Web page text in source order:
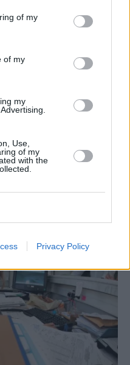
of my
of my
my
Use,
of my
with the
Privacy Policy
«Βουτιά» στο Χρηματιστήριο
με τραπεζικό sell off – Κάτω
Δείκτης